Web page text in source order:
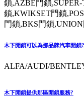
鎖,AZBE門鎖
鎖,KWIKSET門鎖
門鎖,BKS門鎖
木下開鎖可以為那品牌汽車開鎖?
ALFA/AUDI/
木下開鎖提供那區開鎖服務?